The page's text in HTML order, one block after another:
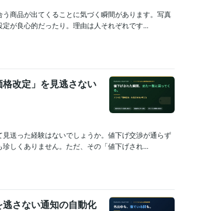
商品が出てくることに気づく瞬間があります。写真
が良心的だったり。理由は人それぞれです...
改定」を見逃さない
送った経験はないでしょうか。値下げ交渉が通らず
しくありません。ただ、その「値下げされ...
さない通知の自動化